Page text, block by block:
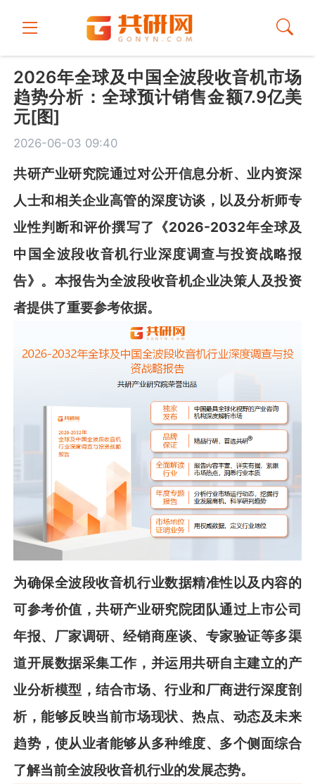
2026年全球及中国全波段收音机市场
趋势分析：全球预计销售金额7.9亿美
元[图]
2026-06-03 09:40
共研产业研究院通过对公开信息分析、业内资深
人士和相关企业高管的深度访谈，以及分析师专
业性判断和评价撰写了《2026-2032年全球及
中国全波段收音机行业深度调查与投资战略报
告》 。本报告为全波段收音机企业决策人及投资
者提供了重要参考依据。
为确保全波段收音机行业数据精准性以及内容的
可参考价值，共研产业研究院团队通过上市公司
年报、厂家调研、经销商座谈、专家验证等多渠
道开展数据采集工作，并运用共研自主建立的产
业分析模型，结合市场、行业和厂商进行深度剖
析，能够反映当前市场现状、热点、动态及未来
趋势，使从业者能够从多种维度、多个侧面综合
了解当前全波段收音机行业的发展态势。